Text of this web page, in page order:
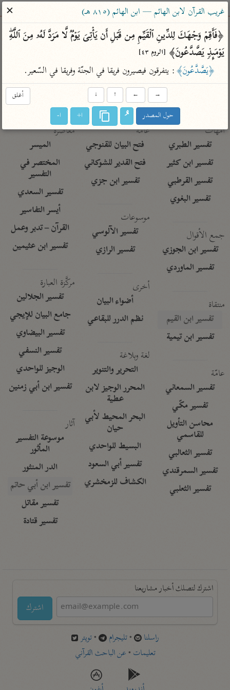
ساهم معنا في نشر القرآن والعلم الشرعي
الباحث القرآني
بحث تفسير
Type 2 or more characters for results.
Type 1 or more
characters for results.
أمّهات
تفسير الطبري
تفسير ابن كثير
تفسير القرطبي
تفسير البغوي
جمع الأقوال
تفسير ابن الجوزي
تفسير الماوردي
منتقاة
تفسير ابن القيم
تفسير ابن تيمية
عامّة
تفسير السمعاني
تفسير مكّي
محاسن التأويل
للقاسمي
تفسير الثعالبي
تفسير السمرقندي
تفسير الثعلبي
عامّة
فتح البيان للقنوجي
فتح القدير للشوكاني
تفسير ابن جزي
موسوعات
تفسير الآلوسي
تفسير الرازي
أخرى
أضواء البيان
نظم الدرر للبقاعي
لغة وبلاغة
التحرير والتنوير
المحرر الوجيز لابن
عطية
البحر المحيط لأبي
حيان
البسيط للواحدي
تفسير أبي السعود
الكشاف للزمخشري
معاصرة
الميسر
المختصر في
التفسير
تفسير السعدي
أيسر التفاسير
القرآن – تدبر وعمل
تفسير ابن عثيمين
مركَّزة العبارة
تفسير الجلالين
جامع البيان للإيجي
تفسير البيضاوي
تفسير النسفي
الوجيز للواحدي
تفسير ابن أبي زمنين
آثار
موسوعة التفسير
المأثور
الدر المنثور
تفسير ابن أبي حاتم
تفسير مقاتل
تفسير قتادة
اشترك لتصلك أخبار مشاريعنا
اشترك
راسلنا •تليجرام •تويتر
تعليمات •عن الباحث القرآني
غريب القرآن لابن الهائم — ابن الهائم (٨١٥ هـ)
✕
یَوۡمَىِٕذࣲ یَصَّدَّعُونَ﴾ [الروم ٤٣]
﴿يَصَّدَّعُونَ﴾: يتفرقون فيصيرون فريقا في الجنّة وفريقا في السّعير.
أغلق →
←
↑
↓
حول المصدر ا+ ا-